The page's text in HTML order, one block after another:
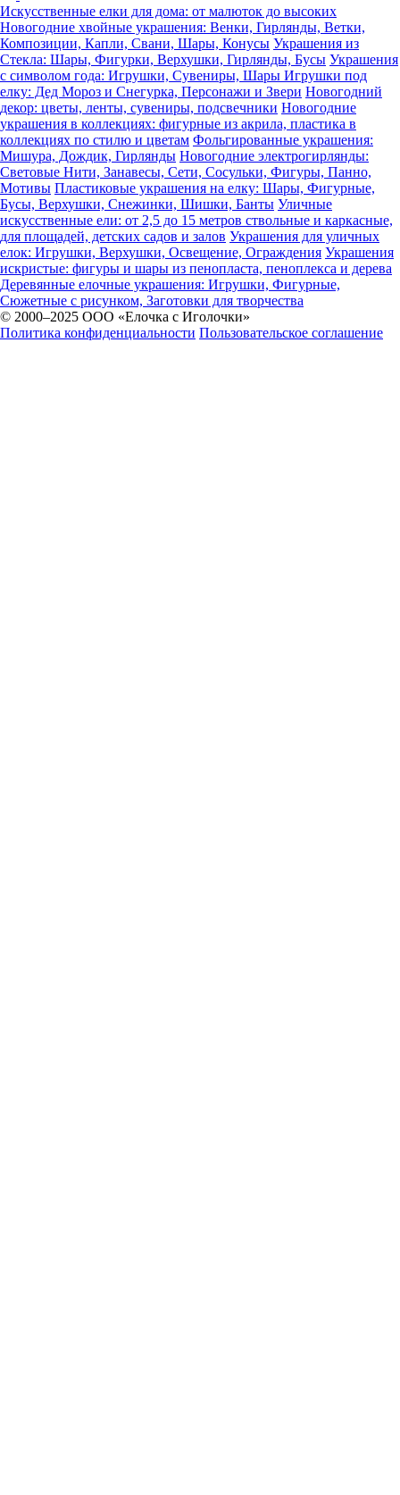
Искусственные елки для дома: от малюток до высоких
Новогодние хвойные украшения: Венки, Гирлянды, Ветки,
Композиции, Капли, Свани, Шары, Конусы Украшения из
Стекла: Шары, Фигурки, Верхушки, Гирлянды, Бусы Украшения
с символом года: Игрушки, Сувениры, Шары Игрушки под
елку: Дед Мороз и Снегурка, Персонажи и Звери Новогодний
декор: цветы, ленты, сувениры, подсвечники Новогодние
украшения в коллекциях: фигурные из акрила, пластика в
коллекциях по стилю и цветам Фольгированные украшения:
Мишура, Дождик, Гирлянды Новогодние электрогирлянды:
Световые Нити, Занавесы, Сети, Сосульки, Фигуры, Панно,
Мотивы Пластиковые украшения на елку: Шары, Фигурные,
Бусы, Верхушки, Снежинки, Шишки, Банты Уличные
искусственные ели: от 2,5 до 15 метров ствольные и каркасные,
для площадей, детских садов и залов Украшения для уличных
елок: Игрушки, Верхушки, Освещение, Ограждения Украшения
искристые: фигуры и шары из пенопласта, пеноплекса и дерева
Деревянные елочные украшения: Игрушки, Фигурные,
Сюжетные с рисунком, Заготовки для творчества
© 2000–2025 ООО «Елочка с Иголочки»
Политика конфиденциальности Пользовательское соглашение